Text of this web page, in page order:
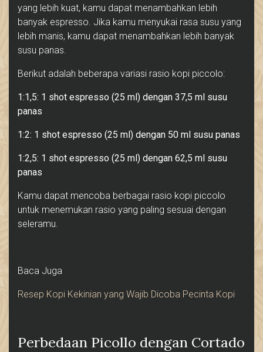
yang lebih kuat, kamu dapat menambahkan lebih
banyak espresso. Jika kamu menyukai rasa susu yang
lebih manis, kamu dapat menambahkan lebih banyak
susu panas.
Berikut adalah beberapa variasi rasio kopi piccolo:
1:1,5: 1 shot espresso (25 ml) dengan 37,5 ml susu
panas
1:2: 1 shot espresso (25 ml) dengan 50 ml susu panas
1:2,5: 1 shot espresso (25 ml) dengan 62,5 ml susu
panas
Kamu dapat mencoba berbagai rasio kopi piccolo
untuk menemukan rasio yang paling sesuai dengan
seleramu.
Baca Juga
Resep Kopi Kekinian yang Wajib Dicoba Pecinta Kopi
Perbedaan Picollo dengan Cortado